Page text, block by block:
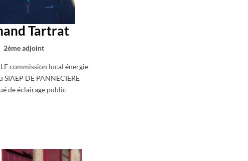
Tartrat
2ème adjoint
commission local énergie
SIAEP DE PANNECIERE
de éclairage public